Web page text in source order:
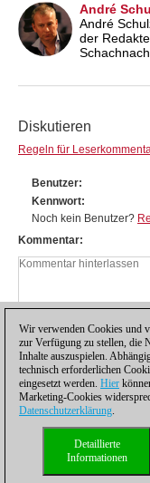
André
André
der
Diskutieren
Regeln für
Benutzer
Kennwort
Noch kein Benutzer?
Kommentar
Datenschutzhinweis|
Wir verwenden Cookies und
zur Verfügung zu stellen, die
Inhalte auszuspielen.
technisch erforderlichen
eingesetzt werden. Hier
Marketing-Cookies
Datenschutzerklärung.
Detaillierte
Informationen